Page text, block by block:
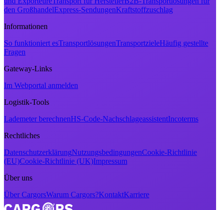
den GroßhandelExpress-SendungenKraftstoffzuschlag
Informationen
So funktioniert esTransportlösungenTransportzieleHäufig gestellte
Fragen
Gateway-Links
Im Webportal anmelden
Logistik-Tools
Lademeter berechnenHS-Code-NachschlageassistentIncoterms
Rechtliches
DatenschutzerklärungNutzungsbedingungenCookie-Richtlinie
(EU)Cookie-Richtlinie (UK)Impressum
Über uns
Über CargorsWarum Cargors?KontaktKarriere